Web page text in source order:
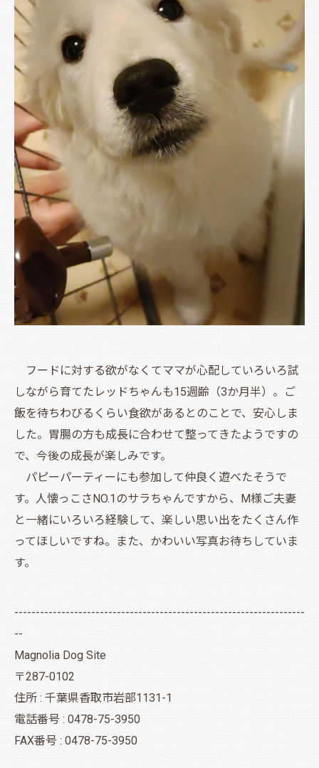
フードに対する欲がなくてママが心配していろいろ試
しながら育てたレッドちゃんも15週齢（3か月半）。ご
飯を待ちわびるくらい食欲があるとのことで、安心しま
した。胃腸の方も成長に合わせて整ってきたようですの
で、今後の成長が楽しみです。
パピーパーティーにも参加して仲良く遊べたそうで
す。人懐っこさNO.1のサラちゃんですから、M様ご夫妻
と一緒にいろいろ経験して、楽しい思い出をたくさん作
ってほしいですね。また、かわいい写真お待ちしていま
す。
--------------------------------------------------------------------
--
Magnolia Dog Site
〒287-0102
住所 : 千葉県香取市岩部1131-1
電話番号 : 0478-75-3950
FAX番号 : 0478-75-3950